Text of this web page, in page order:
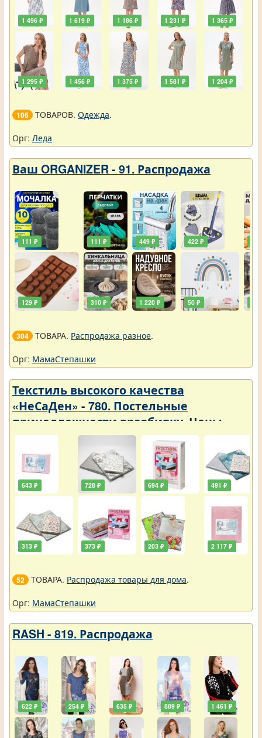
1 496 ₽
1 295 ₽
1 619 ₽
1 456 ₽
1 186 ₽
1 375 ₽
1 231 ₽
1 581 ₽
1 365 ₽
1 204 ₽
106 ТОВАРОВ. Одежда.
Орг: Леда
Ваш ORGANIZER - 91. Распродажа
111 ₽
129 ₽
111 ₽
310 ₽
449 ₽
1 220 ₽
422 ₽
50 ₽
304 ТОВАРА. Распродажа разное.
Орг: МамаСтепашки
Текстиль высокого качества
«НеСаДен» - 780. Постельные
принадлежности вразбивку. Цены
упали
643 ₽
313 ₽
728 ₽
373 ₽
694 ₽
203 ₽
491 ₽
2 117 ₽
52 ТОВАРА. Распродажа товары для дома.
Орг: МамаСтепашки
RASH - 819. Распродажа
622 ₽ 254 ₽ 635 ₽ 889 ₽ 1 461 ₽